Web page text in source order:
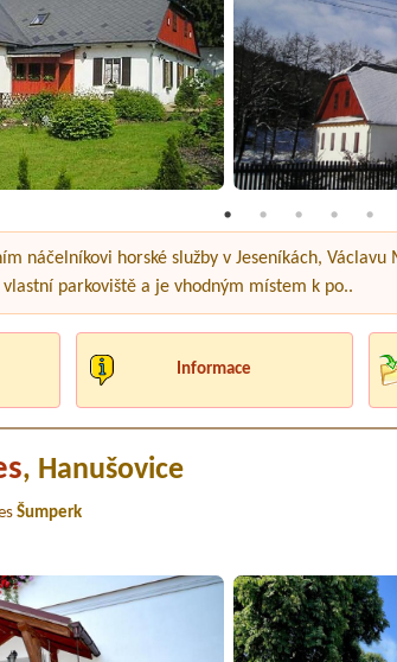
náčelníkovi horské služby v Jeseníkách,
parkoviště a je vhodným místem k po..
Informace
, Hanušovice
Šumperk